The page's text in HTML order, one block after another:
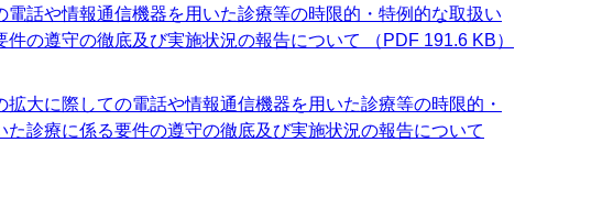
話や情報通信機器を用いた診療等の時限的・特例的な取扱い
の遵守の徹底及び実施状況の報告について （PDF 191.6 KB）
大に際しての電話や情報通信機器を用いた診療等の時限的・
診療に係る要件の遵守の徹底及び実施状況の報告について